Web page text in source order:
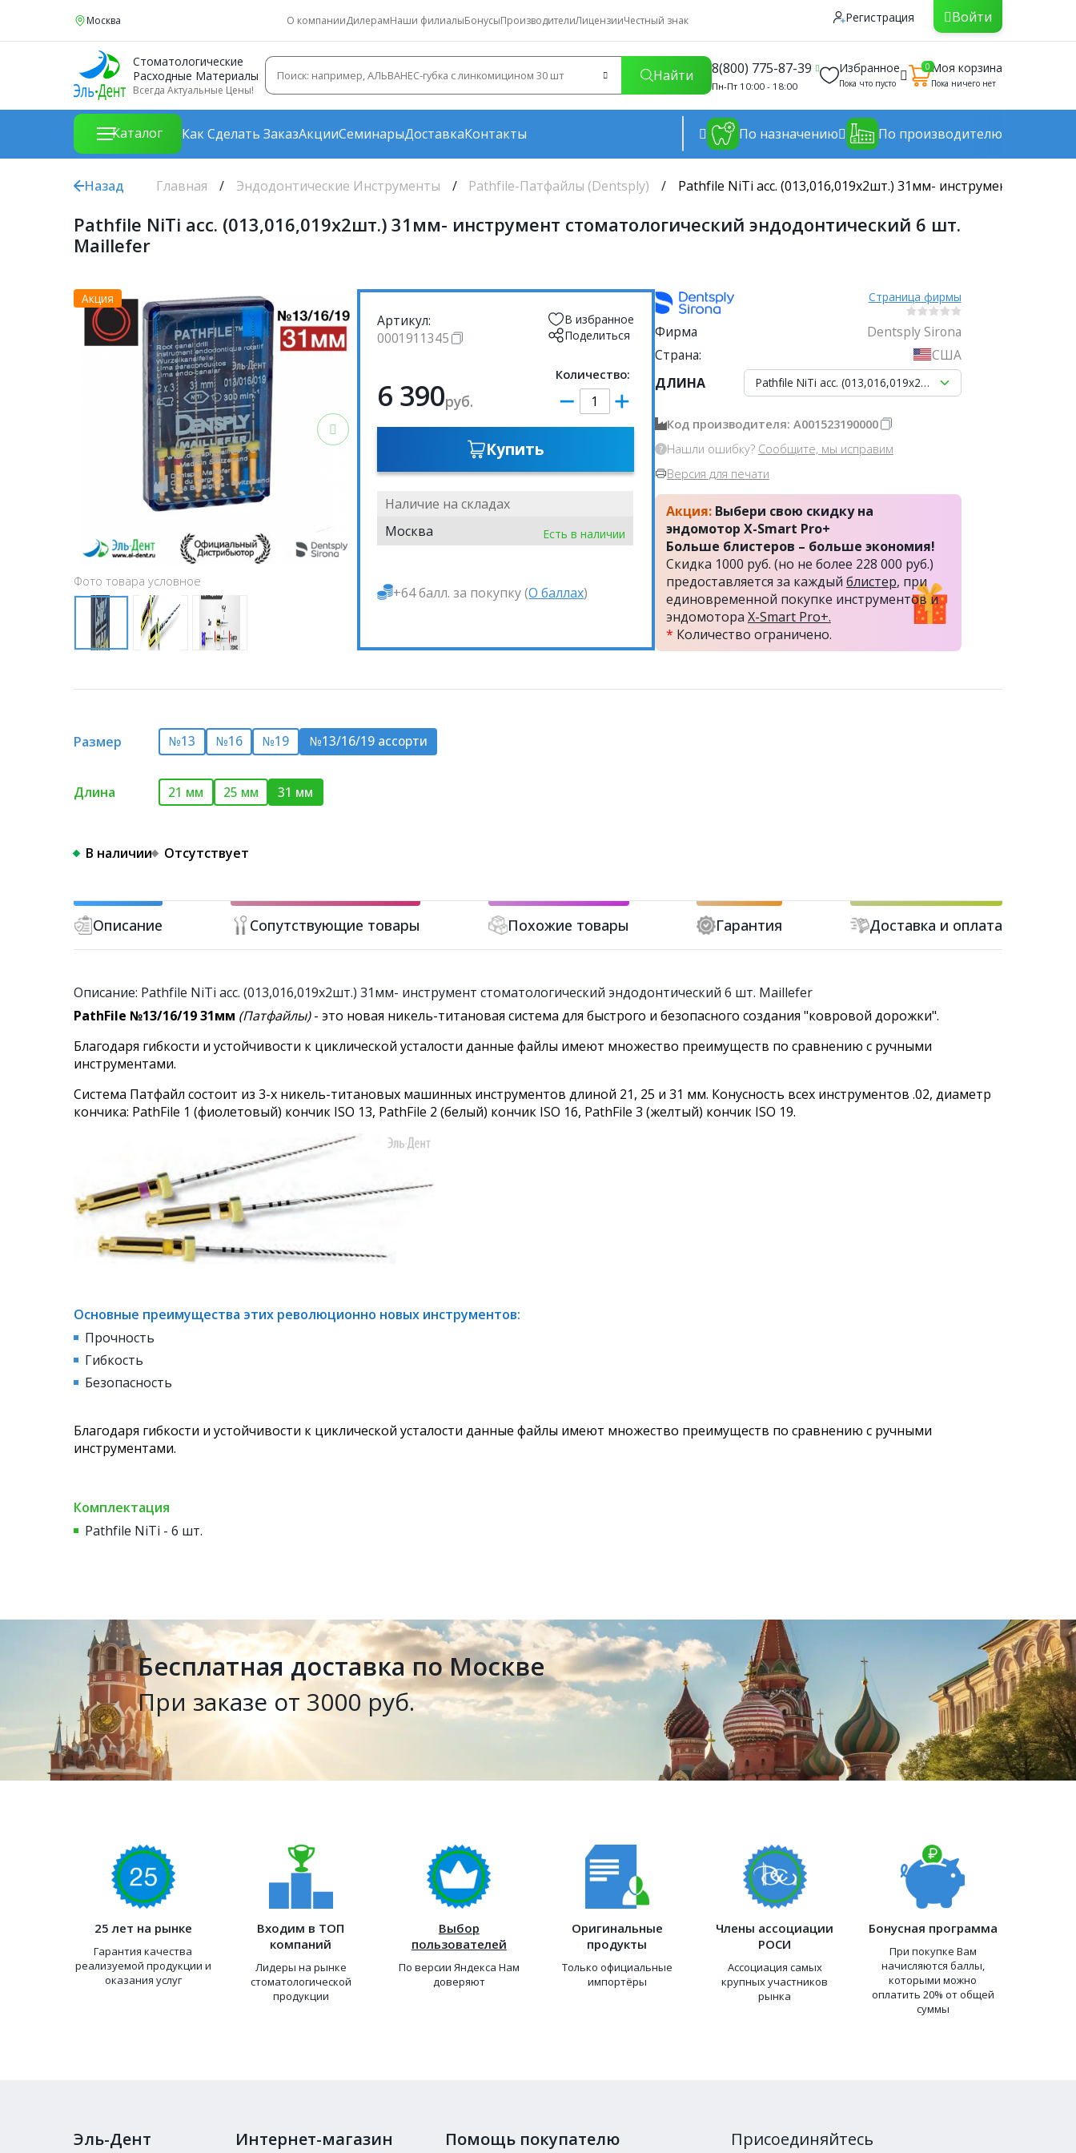
Москва О компанииДилерамНаши филиалыБонусыПроизводителиЛицензииЧестный знак Регистрация Войти
Стоматологические
Расходные Материалы
Всегда Актуальные Цены!
Найти 8(800) 775-87-39
Пн-Пт 10:00 - 18:00
Избранное
Пока что пусто
0Моя корзина
Пока ничего нет
Каталог Как Сделать ЗаказАкцииСеминарыДоставкаКонтакты По назначению По производителю
Назад Главная Эндодонтические Инструменты Pathfile-Патфайлы (Dentsply) Pathfile NiTi асс. (013,016,019х2шт.) 31мм- инструмент
Pathfile NiTi асс. (013,016,019х2шт.) 31мм- инструмент стоматологический эндодонтический 6 шт.
Maillefer
Акция
Фото товара условное
Артикул:
0001911345
В избранное
Поделиться
6 390руб.
Количество:
Купить
Наличие на складах
Москва
Есть в наличии
+64 балл. за покупку (О баллах)
Страница фирмы
Фирма
Dentsply Sirona
Страна:
США
ДЛИНА
Pathfile NiTi асс. (013,016,019х2шт.) 31мм- инструмент
Код производителя: A001523190000
Нашли ошибку? Сообщите, мы исправим
Версия для печати
Акция:Выбери свою скидку на
эндомотор X-Smart Pro+
Больше блистеров – больше экономия!
Скидка 1000 руб. (но не более 228 000 руб.)
предоставляется за каждый блистер, при
единовременной покупке инструментов и
эндомотора X-Smart Pro+.
* Количество ограничено.
Размер №13 №16 №19 №13/16/19 ассорти
Длина 21 мм 25 мм 31 мм
В наличии Отсутствует
Описание Сопутствующие товары Похожие товары Гарантия Доставка и оплата
Описание: Pathfile NiTi асс. (013,016,019х2шт.) 31мм- инструмент стоматологический эндодонтический 6 шт. Maillefer
PathFile №13/16/19 31мм (Патфайлы)- это новая никель-титановая система для быстрого и безопасного создания "ковровой дорожки".
Благодаря гибкости и устойчивости к циклической усталости данные файлы имеют множество преимуществ по сравнению с ручными
инструментами.
Система Патфайл состоит из 3-х никель-титановых машинных инструментов длиной 21, 25 и 31 мм. Конусность всех инструментов .02, диаметр
кончика: PathFile 1 (фиолетовый) кончик ISO 13, PathFile 2 (белый) кончик ISO 16, PathFile 3 (желтый) кончик ISO 19.
Основные преимущества этих революционно новых инструментов:
Прочность
Гибкость
Безопасность
Благодаря гибкости и устойчивости к циклической усталости данные файлы имеют множество преимуществ по сравнению с ручными
инструментами.
Комплектация
Pathfile NiTi - 6 шт.
Бесплатная доставка по Москве
При заказе от 3000 руб.
25 лет на рынке
Гарантия качества
реализуемой продукции и
оказания услуг
Входим в ТОП
компаний
Лидеры на рынке
стоматологической
продукции
Выбор
пользователей
По версии Яндекса Нам
доверяют
Оригинальные
продукты
Только официальные
импортёры
Члены ассоциации
РОСИ
Ассоциация самых
крупных участников
рынка
Бонусная программа
При покупке Вам
начисляются баллы,
которыми можно
оплатить 20% от общей
суммы
Эль-Дент Интернет-магазин Помощь покупателю Присоединяйтесь